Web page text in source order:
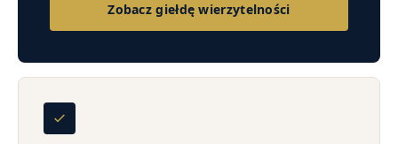
Zobacz giełdę wierzytelności